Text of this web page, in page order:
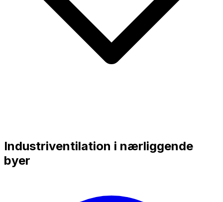
Industriventilation i nærliggende
byer